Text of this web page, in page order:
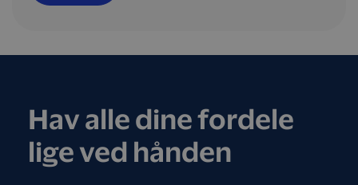
Hav alle dine fordele
lige ved hånden